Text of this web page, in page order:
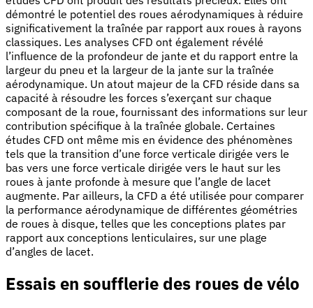
démontré le potentiel des roues aérodynamiques à réduire
significativement la traînée par rapport aux roues à rayons
classiques. Les analyses CFD ont également révélé
l’influence de la profondeur de jante et du rapport entre la
largeur du pneu et la largeur de la jante sur la traînée
aérodynamique. Un atout majeur de la CFD réside dans sa
capacité à résoudre les forces s’exerçant sur chaque
composant de la roue, fournissant des informations sur leur
contribution spécifique à la traînée globale. Certaines
études CFD ont même mis en évidence des phénomènes
tels que la transition d’une force verticale dirigée vers le
bas vers une force verticale dirigée vers le haut sur les
roues à jante profonde à mesure que l’angle de lacet
augmente. Par ailleurs, la CFD a été utilisée pour comparer
la performance aérodynamique de différentes géométries
de roues à disque, telles que les conceptions plates par
rapport aux conceptions lenticulaires, sur une plage
d’angles de lacet.
Essais en soufflerie des roues de vélo